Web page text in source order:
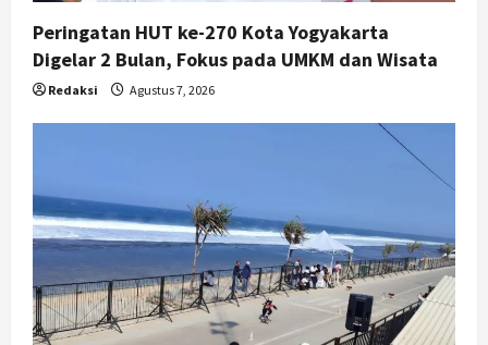
Peringatan HUT ke-270 Kota Yogyakarta
Digelar 2 Bulan, Fokus pada UMKM dan Wisata
Redaksi Agustus 7, 2026